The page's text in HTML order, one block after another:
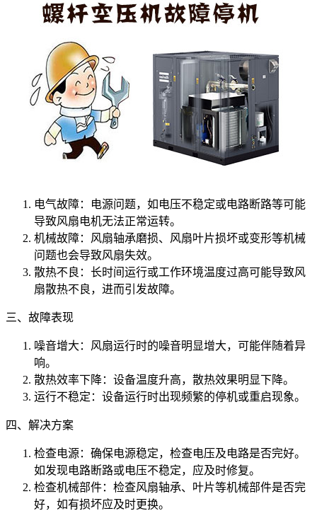
电气故障：电源问题，如电压不稳定或电路断路等可能
导致风扇电机无法正常运转。
机械故障：风扇轴承磨损、风扇叶片损坏或变形等机械
问题也会导致风扇失效。
散热不良：长时间运行或工作环境温度过高可能导致风
扇散热不良，进而引发故障。
三、故障表现
噪音增大：风扇运行时的噪音明显增大，可能伴随着异
响。
散热效率下降：设备温度升高，散热效果明显下降。
运行不稳定：设备运行时出现频繁的停机或重启现象。
四、解决方案
检查电源：确保电源稳定，检查电压及电路是否完好。
如发现电路断路或电压不稳定，应及时修复。
检查机械部件：检查风扇轴承、叶片等机械部件是否完
好，如有损坏应及时更换。